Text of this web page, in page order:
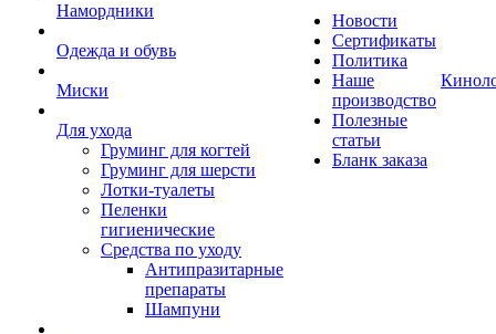
Намордники
Одежда и обувь
Миски
Для ухода
Груминг для когтей
Груминг для шерсти
Лотки-туалеты
Пеленки
гигиенические
Средства по уходу
Антипразитарные
препараты
Шампуни
Новости
Сертификаты
Политика
Наше
производство
Полезные
статьи
Бланк заказа